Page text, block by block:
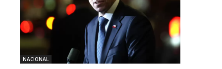
NACIONAL